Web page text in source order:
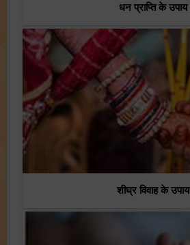
धन प्राप्ति के उपाय
शीघ्र विवाह के उपाय